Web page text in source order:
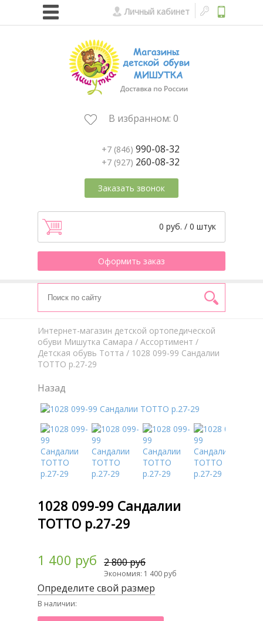
Личный кабинет
В избранном: 0
+7 (846) 990-08-32
+7 (927) 260-08-32
Заказать звонок
0 руб. / 0 штук
Оформить заказ
Интернет-магазин детской ортопедической
обуви Мишутка Самара / Aссортимент /
Детская обувь Тотта / 1028 099-99 Сандалии
ТОТТО р.27-29
Назад
1028 099-99 Сандалии
ТОТТО р.27-29
1 400 руб 2 800 руб
Экономия: 1 400 руб
Определите свой размер
В наличии: